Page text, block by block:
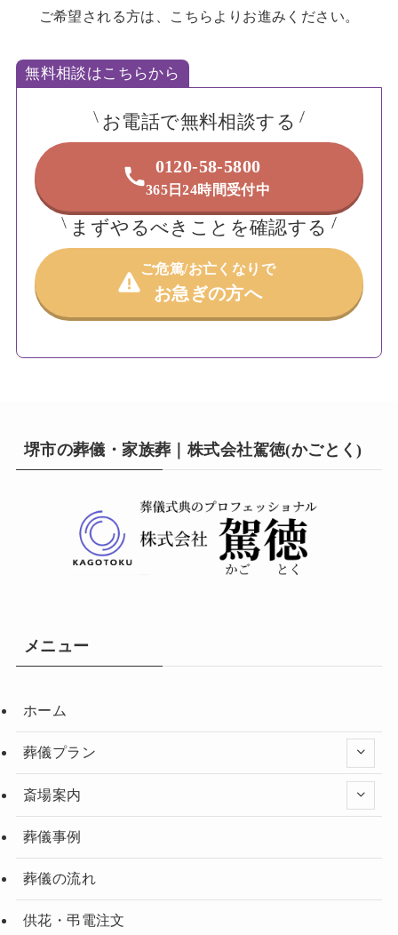
ご希望される方は、こちらよりお進みください。
無料相談はこちらから
お電話で無料相談する
0120-58-5800
365日24時間受付中
まずやるべきことを確認する
ご危篤/お亡くなりで
お急ぎの方へ
堺市の葬儀・家族葬｜株式会社駕徳(かごとく)
メニュー
ホーム
葬儀プラン
斎場案内
葬儀事例
葬儀の流れ
供花・弔電注文